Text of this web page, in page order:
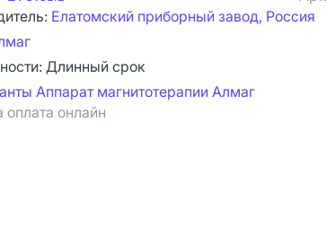
Елатомский приборный завод, Россия
Длинный срок
Аппарат магнитотерапии Алмаг
оплата онлайн